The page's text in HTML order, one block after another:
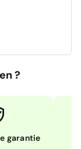
?
garantie